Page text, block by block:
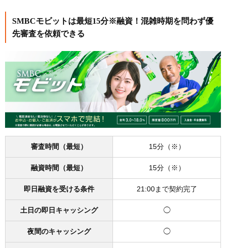
SMBCモビットは最短15分※融資！混雑時期を問わず優
先審査を依頼できる
審査時間（最短） 15分（※）
融資時間（最短） 15分（※）
即日融資を受ける条件 21:00まで契約完了
土日の即日キャッシング ◯
夜間のキャッシング ◯